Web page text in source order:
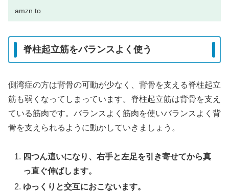
amzn.to
脊柱起立筋をバランスよく使う
側湾症の方は背骨の可動が少なく、背骨を支える脊柱起立
筋も弱くなってしまっています。脊柱起立筋は背骨を支え
ている筋肉です。バランスよく筋肉を使いバランスよく背
骨を支えられるように動かしていきましょう。
四つん這いになり、右手と左足を引き寄せてから真
っ直ぐ伸ばします。
ゆっくりと交互におこないます。